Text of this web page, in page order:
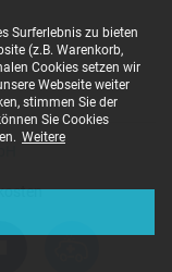
Surferlebnis zu bieten
(z.B. Warenkorb,
Cookies setzen wir
Webseite weiter
stimmen Sie der
Sie Cookies
Weitere